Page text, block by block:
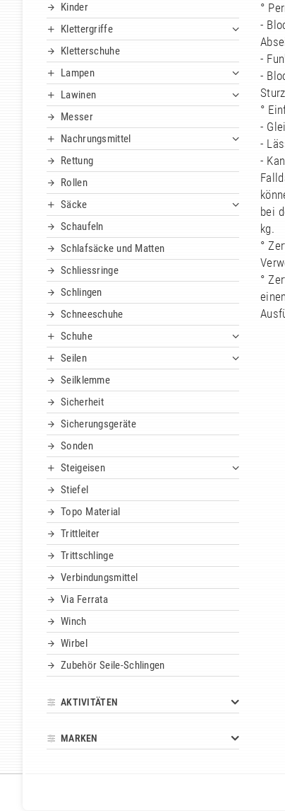
Kinder
Klettergriffe
Kletterschuhe
Lampen
Lawinen
Messer
Nachrungsmittel
Rettung
Rollen
Säcke
Schaufeln
Schlafsäcke und Matten
Schliessringe
Schlingen
Schneeschuhe
Schuhe
Seilen
Seilklemme
Sicherheit
Sicherungsgeräte
Sonden
Steigeisen
Stiefel
Topo Material
Trittleiter
Trittschlinge
Verbindungsmittel
Via Ferrata
Winch
Wirbel
Zubehör Seile-Schlingen
AKTIVITÄTEN
MARKEN
°
-
-
-
°
-
-
-
bei
kg.
°
°